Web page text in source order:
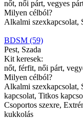
nőt, női párt, vegyes
Milyen célból?
Alkalmi szexkapcsolat,
BDSM (59)
Pest, Szada
Kit keresek:
nőt, férfit, női párt,
Milyen célból?
Alkalmi szexkapcsolat,
kapcsolat, Titkos
Csoportos szexre,
kukkolás